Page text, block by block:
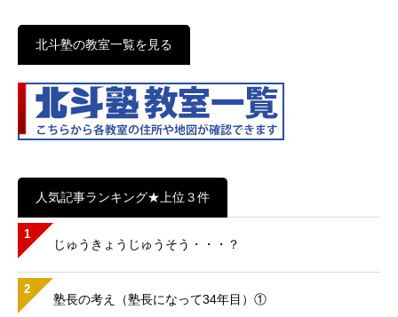
北斗塾の教室一覧を見る
人気記事ランキング★上位３件
1
じゅうきょうじゅうそう・・・？
2
塾長の考え（塾長になって34年目）①